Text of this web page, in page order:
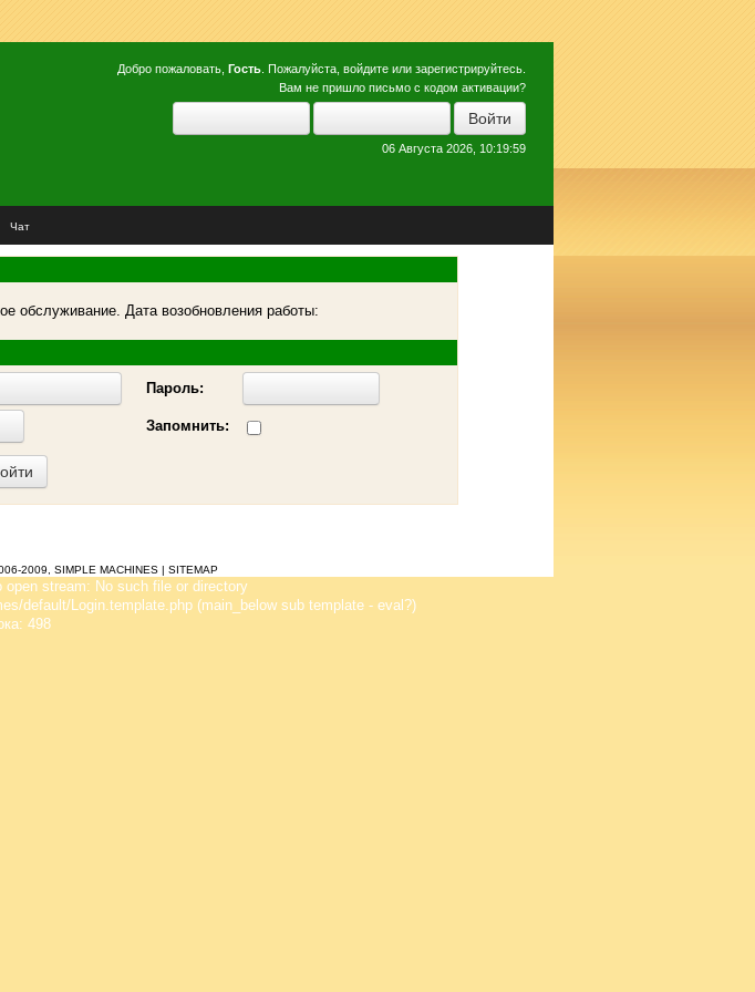
Добро пожаловать, Гость . Пожалуйста, войдите или зарегистрируйтесь
Вам не пришло письмо с кодом активации?
06 Августа 2026, 10:19:59
Чат
обслуживание. Дата возобновления работы:
Пароль:
Запомнить:
2009, SIMPLE MACHINES | SITEMAP
stream: No such file or directory
default/Login.template.php (main_below sub template - eval?)
498